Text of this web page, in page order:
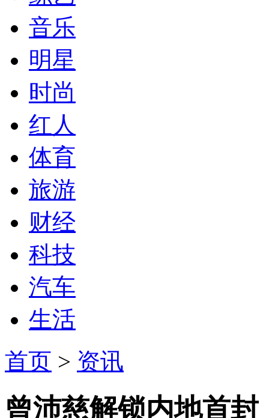
音乐
明星
时尚
红人
体育
旅游
财经
科技
汽车
生活
首页 > 资讯
曾沛慈解锁内地首